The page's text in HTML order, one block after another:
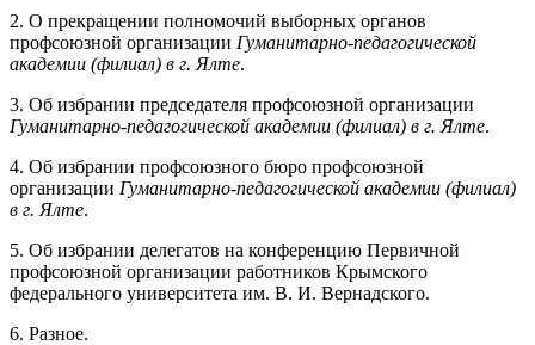
2. О прекращении полномочий выборных органов
профсоюзной организации Гуманитарно-педагогической
академии (филиал) в г. Ялте.
3. Об избрании председателя профсоюзной организации
Гуманитарно-педагогической академии (филиал) в г. Ялте.
4. Об избрании профсоюзного бюро профсоюзной
организации Гуманитарно-педагогической академии (филиал)
в г. Ялте.
5. Об избрании делегатов на конференцию Первичной
профсоюзной организации работников Крымского
федерального университета им. В. И. Вернадского.
6. Разное.